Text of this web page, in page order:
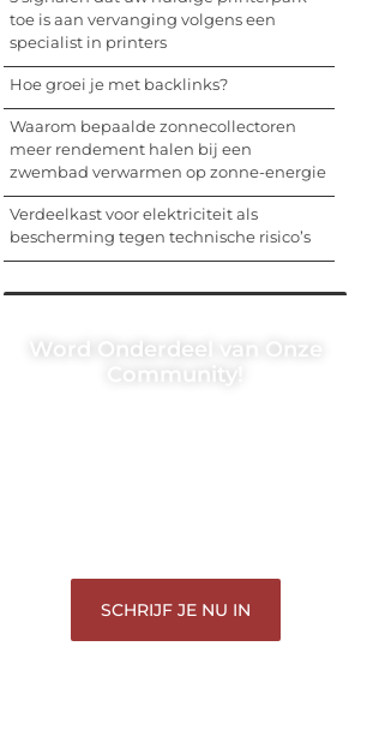
toe is aan vervanging volgens een
specialist in printers
Hoe groei je met backlinks?
Waarom bepaalde zonnecollectoren
meer rendement halen bij een
zwembad verwarmen op zonne-energie
Verdeelkast voor elektriciteit als
bescherming tegen technische risico’s
Word Onderdeel van Onze
Community!
SCHRIJF JE NU IN